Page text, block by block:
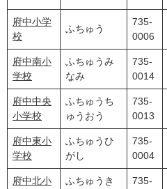
府中小学
校
ふちゅう
735-
0006
府中南小
学校
ふちゅうみ
なみ
735-
0014
府中中央
小学校
ふちゅうち
ゅうおう
735-
0013
府中東小
学校
ふちゅうひ
がし
735-
0004
府中北小
ふちゅうき
735-